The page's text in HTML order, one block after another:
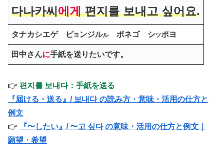
다나카씨에게편지를 보내고싶어요.
タナカシエゲ ピヨ ンジルルポネゴ シツポヨ
田中さんに手紙を送りたいです。
👉 편지를 보내다：手紙を送る
『届ける・送る』/ 보내다 の読み方・意味・活用の仕方と
例文
👉
『〜したい』/ 〜고 싶다 の意味・活用の仕方と例文｜
願望・希望